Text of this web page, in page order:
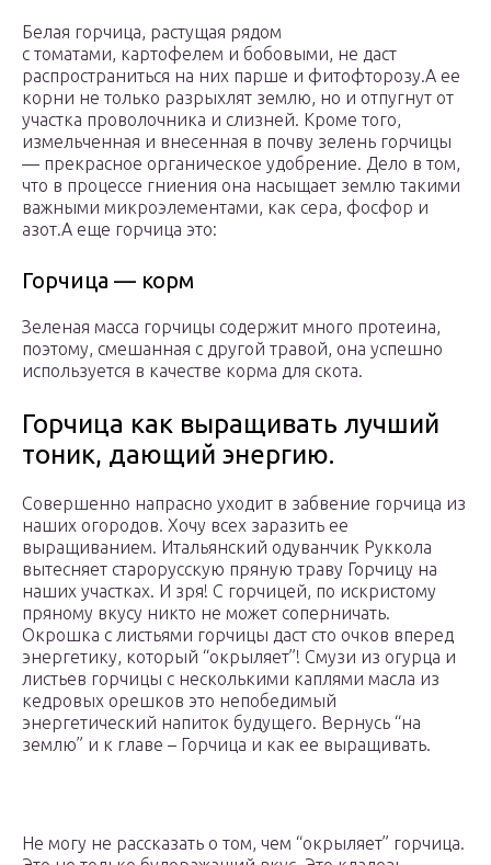
Белая горчица, растущая рядом
с томатами, картофелем и бобовыми, не даст
распространиться на них парше и фитофторозу.А ее
корни не только разрыхлят землю, но и отпугнут от
участка проволочника и слизней. Кроме того,
измельченная и внесенная в почву зелень горчицы
— прекрасное органическое удобрение. Дело в том,
что в процессе гниения она насыщает землю такими
важными микроэлементами, как сера, фосфор и
азот.А еще горчица это:
Горчица — корм
Зеленая масса горчицы содержит много протеина,
поэтому, смешанная с другой травой, она успешно
используется в качестве корма для скота.
Горчица как выращивать лучший
тоник, дающий энергию.
Совершенно напрасно уходит в забвение горчица из
наших огородов. Хочу всех заразить ее
выращиванием. Итальянский одуванчик Руккола
вытесняет старорусскую пряную траву Горчицу на
наших участках. И зря! С горчицей, по искристому
пряному вкусу никто не может соперничать.
Окрошка с листьями горчицы даст сто очков вперед
энергетику, который “окрыляет”! Смузи из огурца и
листьев горчицы с несколькими каплями масла из
кедровых орешков это непобедимый
энергетический напиток будущего. Вернусь “на
землю” и к главе – Горчица и как ее выращивать.
Не могу не рассказать о том, чем “окрыляет” горчица.